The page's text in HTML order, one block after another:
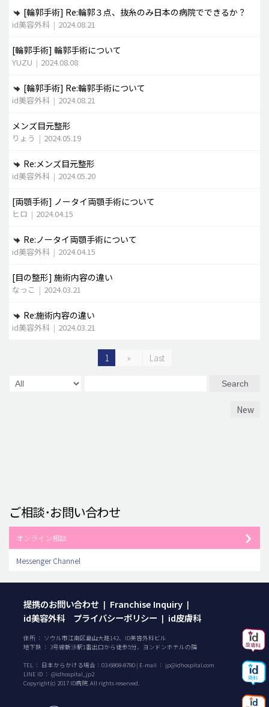
[輪郭手術] Re:輪郭３点、抜糸のみ日本の病院でできるか？
id美容外科 | 2024.08.21
[輪郭手術] 輪郭手術について
YUZU | 2024.08.08
[輪郭手術] Re:輪郭手術について
id美容外科 | 2024.08.21
メンズ目元整形
りょう | 2024.05.19
Re:メンズ目元整形
id美容外科 | 2024.05.20
[両顎手術] ノータイ両顎手術について
ヒロ | 2024.04.15
Re:ノータイ両顎手術について
id美容外科 | 2024.04.15
[目の整形] 施術内容の違い
なっこ | 2024.03.21
Re:施術内容の違い
id美容外科 | 2024.03.21
1 » Last
Search
New
ご相談･お問い合わせ
オンライン相談
Messenger Channel
提携のお問い合わせ | Franchise Inquiry |
id美容外科 プライバシーポリシー | id皮膚科
住所 ： ソウル市江南区島山大路142、ID美容外科ビル
地下鉄 ： 3号線新沙駅1番出口から徒歩5分、ヨンドンホテルの隣
TEL ： 日本からかける場合： 03-6868-8780 | E-mail ： jp@idhospital.com
LINE ID ： @idhospital_jp2
Copyright(c) 2017 ID病院. All rights reserved.